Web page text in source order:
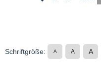
Schriftgröße: A A A